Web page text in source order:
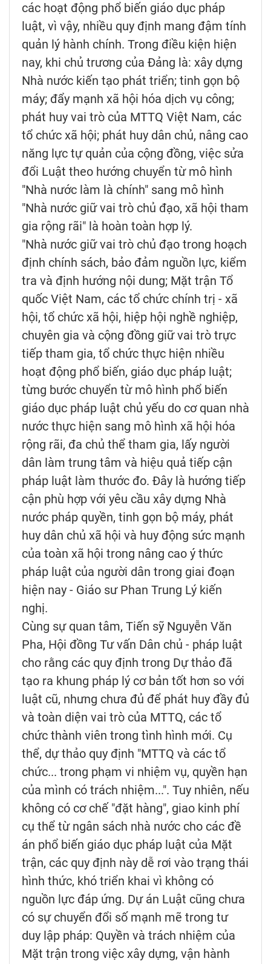
các hoạt động phổ biến giáo dục pháp
luật, vì vậy, nhiều quy định mang đậm tính
quản lý hành chính. Trong điều kiện hiện
nay, khi chủ trương của Đảng là: xây dựng
Nhà nước kiến tạo phát triển; tinh gọn bộ
máy; đẩy mạnh xã hội hóa dịch vụ công;
phát huy vai trò của MTTQ Việt Nam, các
tổ chức xã hội; phát huy dân chủ, nâng cao
năng lực tự quản của cộng đồng, việc sửa
đổi Luật theo hướng chuyển từ mô hình
"Nhà nước làm là chính" sang mô hình
"Nhà nước giữ vai trò chủ đạo, xã hội tham
gia rộng rãi" là hoàn toàn hợp lý.
"Nhà nước giữ vai trò chủ đạo trong hoạch
định chính sách, bảo đảm nguồn lực, kiểm
tra và định hướng nội dung; Mặt trận Tổ
quốc Việt Nam, các tổ chức chính trị - xã
hội, tổ chức xã hội, hiệp hội nghề nghiệp,
chuyên gia và cộng đồng giữ vai trò trực
tiếp tham gia, tổ chức thực hiện nhiều
hoạt động phổ biến, giáo dục pháp luật;
từng bước chuyển từ mô hình phổ biến
giáo dục pháp luật chủ yếu do cơ quan nhà
nước thực hiện sang mô hình xã hội hóa
rộng rãi, đa chủ thể tham gia, lấy người
dân làm trung tâm và hiệu quả tiếp cận
pháp luật làm thước đo. Đây là hướng tiếp
cận phù hợp với yêu cầu xây dựng Nhà
nước pháp quyền, tinh gọn bộ máy, phát
huy dân chủ xã hội và huy động sức mạnh
của toàn xã hội trong nâng cao ý thức
pháp luật của người dân trong giai đoạn
hiện nay - Giáo sư Phan Trung Lý kiến
nghị.
Cùng sự quan tâm, Tiến sỹ Nguyễn Văn
Pha, Hội đồng Tư vấn Dân chủ - pháp luật
cho rằng các quy định trong Dự thảo đã
tạo ra khung pháp lý cơ bản tốt hơn so với
luật cũ, nhưng chưa đủ để phát huy đầy đủ
và toàn diện vai trò của MTTQ, các tổ
chức thành viên trong tình hình mới. Cụ
thể, dự thảo quy định "MTTQ và các tổ
chức... trong phạm vi nhiệm vụ, quyền hạn
của mình có trách nhiệm...". Tuy nhiên, nếu
không có cơ chế "đặt hàng", giao kinh phí
cụ thể từ ngân sách nhà nước cho các đề
án phổ biến giáo dục pháp luật của Mặt
trận, các quy định này dễ rơi vào trạng thái
hình thức, khó triển khai vì không có
nguồn lực đáp ứng. Dự án Luật cũng chưa
có sự chuyển đổi số mạnh mẽ trong tư
duy lập pháp: Quyền và trách nhiệm của
Mặt trận trong việc xây dựng, vận hành